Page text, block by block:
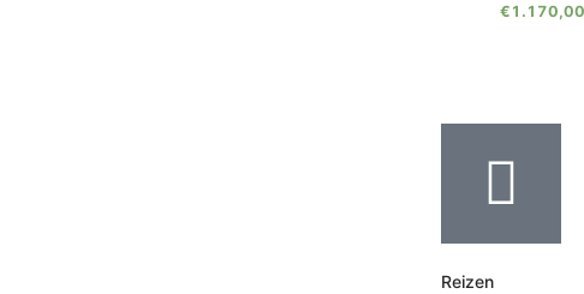
€ 1.170,00
Reizen